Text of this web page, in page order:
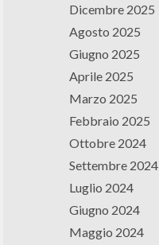
Dicembre 2025
Agosto 2025
Giugno 2025
Aprile 2025
Marzo 2025
Febbraio 2025
Ottobre 2024
Settembre 2024
Luglio 2024
Giugno 2024
Maggio 2024